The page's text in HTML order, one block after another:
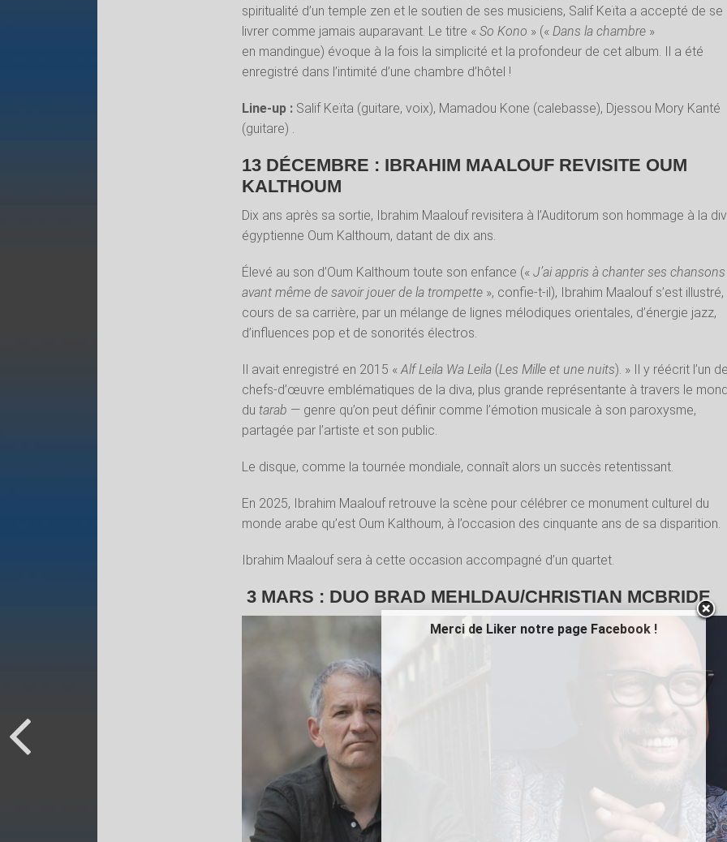
spiritualité d’un temple zen et le soutien de ses musiciens, Salif Keïta a accepté de se
livrer comme jamais auparavant. Le titre «So Kono » (« Dans la chambre »
en mandingue) évoque à la fois la simplicité et la profondeur de cet album. Il a été
enregistré dans l’intimité d’une chambre d’hôtel !
Line-up : Salif Keïta (guitare, voix), Mamadou Kone (calebasse), Djessou Mory Kanté
(guitare) .
13 DÉCEMBRE : IBRAHIM MAALOUF REVISITE OUM
KALTHOUM
Dix ans après sa sortie, Ibrahim Maalouf revisitera à l’Auditorum son hommage à la
égyptienne Oum Kalthoum, datant de dix ans.
Élevé au son d’Oum Kalthoum toute son enfance (« J’ai appris à chanter ses chansons
avant même de savoir jouer de la trompette », confie-t-il), Ibrahim Maalouf s’est illustré,
cours de sa carrière, par un mélange de lignes mélodiques orientales, d’énergie jazz,
d’influences pop et de sonorités électros.
Il avait enregistré en 2015 «Alf Leila Wa Leila (Les Mille et une nuits). » Il y réécrit l’un
chefs-d’œuvre emblématiques de la diva, plus grande représentante à travers le
dutarab — genre qu’on peut définir comme l’émotion musicale à son paroxysme,
partagée par l’artiste et son public.
Le disque, comme la tournée mondiale, connaît alors un succès retentissant.
En 2025, Ibrahim Maalouf retrouve la scène pour célébrer ce monument culturel du
monde arabe qu’est Oum Kalthoum, à l’occasion des cinquante ans de sa disparition.
Ibrahim Maalouf sera à cette occasion accompagné d’un quartet.
3 MARS : DUO BRAD MEHLDAU/CHRISTIAN MCBRIDE
Merci de Liker notre page Facebook !